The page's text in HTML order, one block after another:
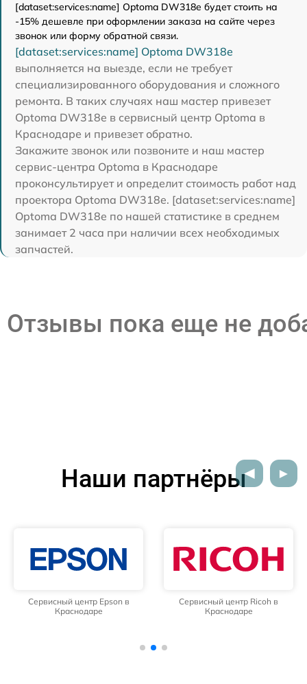
[dataset:services:name] Optoma DW318e будет стоить на
-15% дешевле при оформлении заказа на сайте через
звонок или форму обратной связи.
[dataset:services:name] Optoma DW318e
выполняется на выезде, если не требует
специализированного оборудования и сложного
ремонта. В таких случаях наш мастер привезет
Optoma DW318e в сервисный центр Optoma в
Краснодаре и привезет обратно.
Закажите звонок или позвоните и наш мастер
сервис-центра Optoma в Краснодаре
проконсультирует и определит стоимость работ над
проектора Optoma DW318e. [dataset:services:name]
Optoma DW318e по нашей статистике в среднем
занимает 2 часа при наличии всех необходимых
запчастей.
Отзывы пока еще не
Наши партнёры
Сервисный центр Epson в
Краснодаре
Сервисный центр Ricoh в
Краснодаре